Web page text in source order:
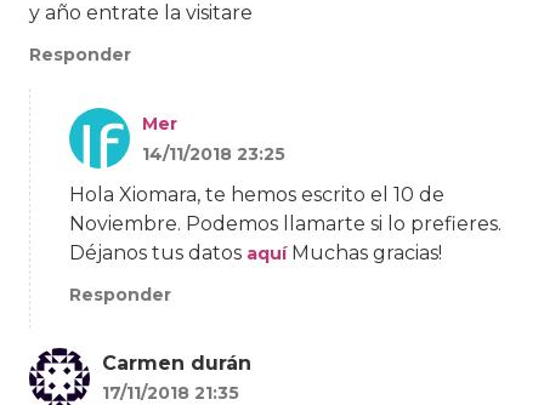
y año entrate la visitare
Responder
Mer
14/11/2018 23:25
Hola Xiomara, te hemos escrito el 10 de
Noviembre. Podemos llamarte si lo prefieres.
Déjanos tus datos aquíMuchas gracias!
Responder
Carmen durán
17/11/2018 21:35